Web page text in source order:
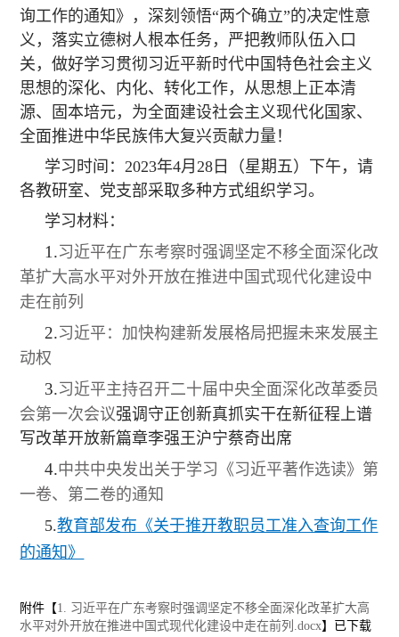
询工作的通知》，深刻领悟“两个确立”的决定性意
义，落实立德树人根本任务，严把教师队伍入口
关，做好学习贯彻习近平新时代中国特色社会主义
思想的深化、内化、转化工作，从思想上正本清
源、固本培元，为全面建设社会主义现代化国家、
全面推进中华民族伟大复兴贡献力量！
学习时间：2023年4月28日（星期五）下午，请
各教研室、党支部采取多种方式组织学习。
学习材料：
1.习近平在广东考察时强调坚定不移全面深化改
革扩大高水平对外开放在推进中国式现代化建设中
走在前列
2.习近平：加快构建新发展格局把握未来发展主
动权
3.习近平主持召开二十届中央全面深化改革委员
会第一次会议强调守正创新真抓实干在新征程上谱
写改革开放新篇章李强王沪宁蔡奇出席
4.中共中央发出关于学习《习近平著作选读》第
一卷、第二卷的通知
5.教育部发布《关于推开教职员工准入查询工作
的通知》
附件【1. 习近平在广东考察时强调坚定不移全面深化改革扩大高
水平对外开放在推进中国式现代化建设中走在前列.docx】已下载